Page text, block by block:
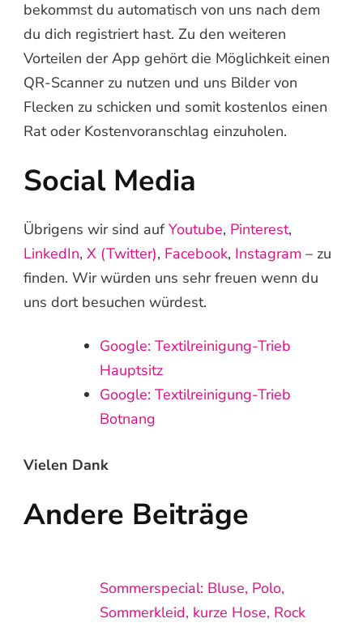
bekommst du automatisch von uns nach dem
du dich registriert hast. Zu den weiteren
Vorteilen der App gehört die Möglichkeit einen
QR-Scanner zu nutzen und uns Bilder von
Flecken zu schicken und somit kostenlos einen
Rat oder Kostenvoranschlag einzuholen.
Social Media
Übrigens wir sind auf Youtube, Pinterest,
LinkedIn, X (Twitter), Facebook, Instagram – zu
finden. Wir würden uns sehr freuen wenn du
uns dort besuchen würdest.
Google: Textilreinigung-Trieb
Hauptsitz
Google: Textilreinigung-Trieb
Botnang
Vielen Dank
Andere Beiträge
Sommerspecial: Bluse, Polo,
Sommerkleid, kurze Hose, Rock